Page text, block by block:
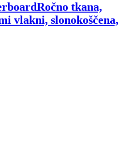
Ročno tkana,
vlakni, slonokoščena,